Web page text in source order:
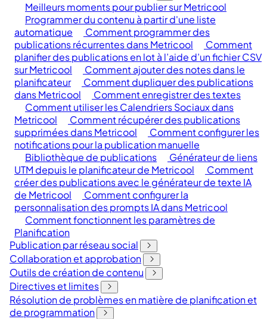
Meilleurs moments pour publier sur Metricool
Programmer du contenu à partir d'une liste
automatique
Comment programmer des
publications récurrentes dans Metricool
Comment
planifier des publications en lot à l’aide d’un fichier CSV
sur Metricool
Comment ajouter des notes dans le
planificateur
Comment dupliquer des publications
dans Metricool
Comment enregistrer des textes
Comment utiliser les Calendriers Sociaux dans
Metricool
Comment récupérer des publications
supprimées dans Metricool
Comment configurer les
notifications pour la publication manuelle
Bibliothèque de publications
Générateur de liens
UTM depuis le planificateur de Metricool
Comment
créer des publications avec le générateur de texte IA
de Metricool
Comment configurer la
personnalisation des prompts IA dans Metricool
Comment fonctionnent les paramètres de
Planification
Publication par réseau social
Collaboration et approbation
Outils de création de contenu
Directives et limites
Résolution de problèmes en matière de planification et
de programmation